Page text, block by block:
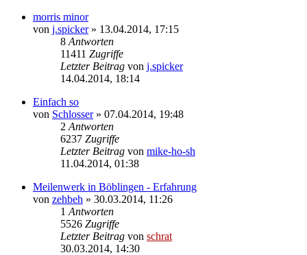
morris minor
von j.spicker» 13.04.2014, 17:15
8 Antworten
11411 Zugriffe
Letzter Beitrag von j.spicker
14.04.2014, 18:14
Einfach so
von Schlosser» 07.04.2014, 19:48
2 Antworten
6237 Zugriffe
Letzter Beitrag von mike-ho-sh
11.04.2014, 01:38
Meilenwerk in Böblingen - Erfahrung
von zehbeh » 30.03.2014, 11:26
1 Antworten
5526 Zugriffe
Letzter Beitrag von schrat
30.03.2014, 14:30